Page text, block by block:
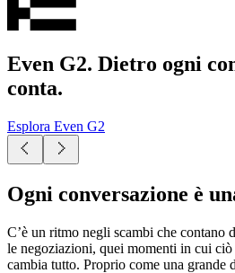
Even G2. Dietro ogni
conta.
Esplora Even G2
Ogni conversazione è
C’è un ritmo negli scambi che
le negoziazioni, quei momenti in cui
cambia tutto. Proprio come una grande